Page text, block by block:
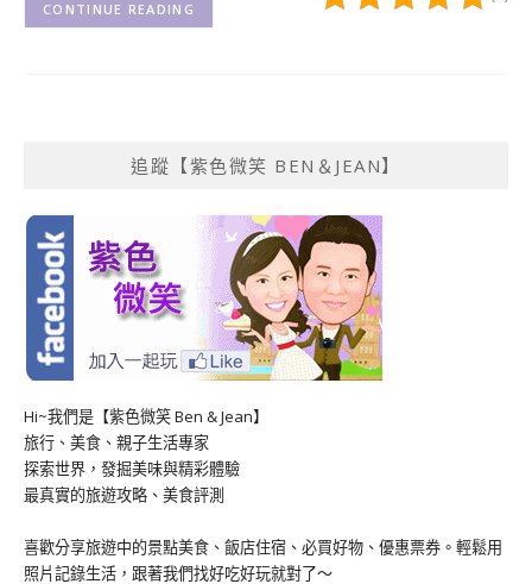
CONTINUE READING
追蹤【紫色微笑 BEN＆JEAN】
Hi~我們是【紫色微笑 Ben & Jean】
旅行、美食、親子生活專家
探索世界，發掘美味與精彩體驗
最真實的旅遊攻略、美食評測
喜歡分享旅遊中的景點美食、飯店住宿、必買好物、優惠票券。輕鬆用
照片記錄生活，跟著我們找好吃好玩就對了～